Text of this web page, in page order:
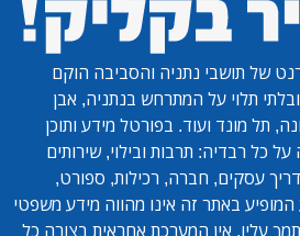
של תושבי נתניה והסביבה הוקם
תלוי על המתרחש בנתניה, אבן
תל מונד ועוד. בפורטל מידע ותוכן
כל רבדיה: תרבות ובילוי, שירותים
עסקים, חברה, רכילות, ספורט,
באתר זה אינו מהווה מידע משפטי
עליו. אין המערכת אחראית בצורה כל